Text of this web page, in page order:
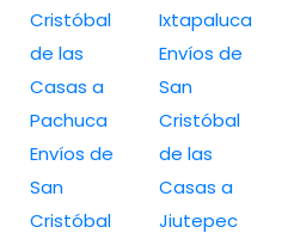
Cristóbal
de las
Casas a
Pachuca
Envíos de
San
Cristóbal
Ixtapaluca
Envíos de
San
Cristóbal
de las
Casas a
Jiutepec